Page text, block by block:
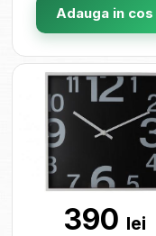
Adauga in cos
390 lei